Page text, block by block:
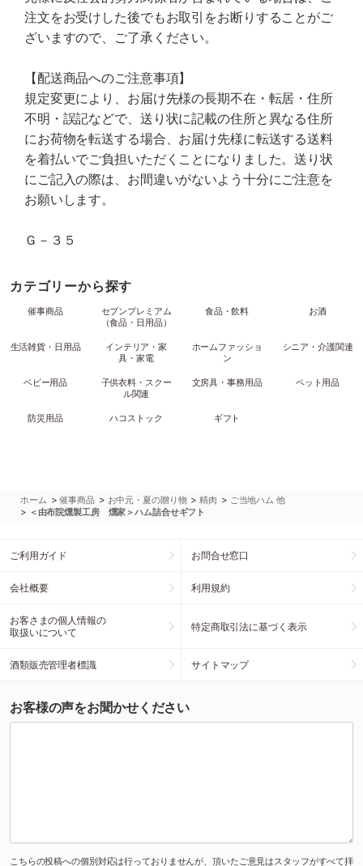
注文をお受けした後でもお取引をお断りすることがご
ざいますので、ご了承ください。
【配送商品へのご注意事項】
規定変更により、お届け先様の長期不在・転居・住所
不明・誤記などで、送り状に記載の住所と異なる住所
にお荷物を転送する場合、お届け先様に転送する送料
を着払いでご負担いただくことになりました。送り状
にご記入の際は、お間違いがないよう十分にご注意を
お願いします。
Ｇ－３５
カテゴリーから探す
催事商品
セブンプレミアム
（食品・日用品）
食品・飲料 お酒
生活雑貨・日用品
インテリア・家
具・家電
ホームファッショ
ン
シニア・介護関連
ベビー用品
子供衣料・スクー
ル関連
文房具・事務用品 ペット用品
防災用品 ハコストック ギフト
ホーム >催事商品 > お中元・夏の贈り物 >精肉 > ご当地ハム 他
> ＜由布院燻製工房 燻家＞ハム詰合せギフト
ご利用ガイド お問合せ窓口
会社概要 利用規約
お客さまの個人情報の
取扱いについて
特定商取引法に基づく表示
酒類販売管理者標識 サイトマップ
お客様の声をお聞かせください
こちらの投稿への個別対応は行っておりませんが、頂いたご意見はスタッフがすべて拝